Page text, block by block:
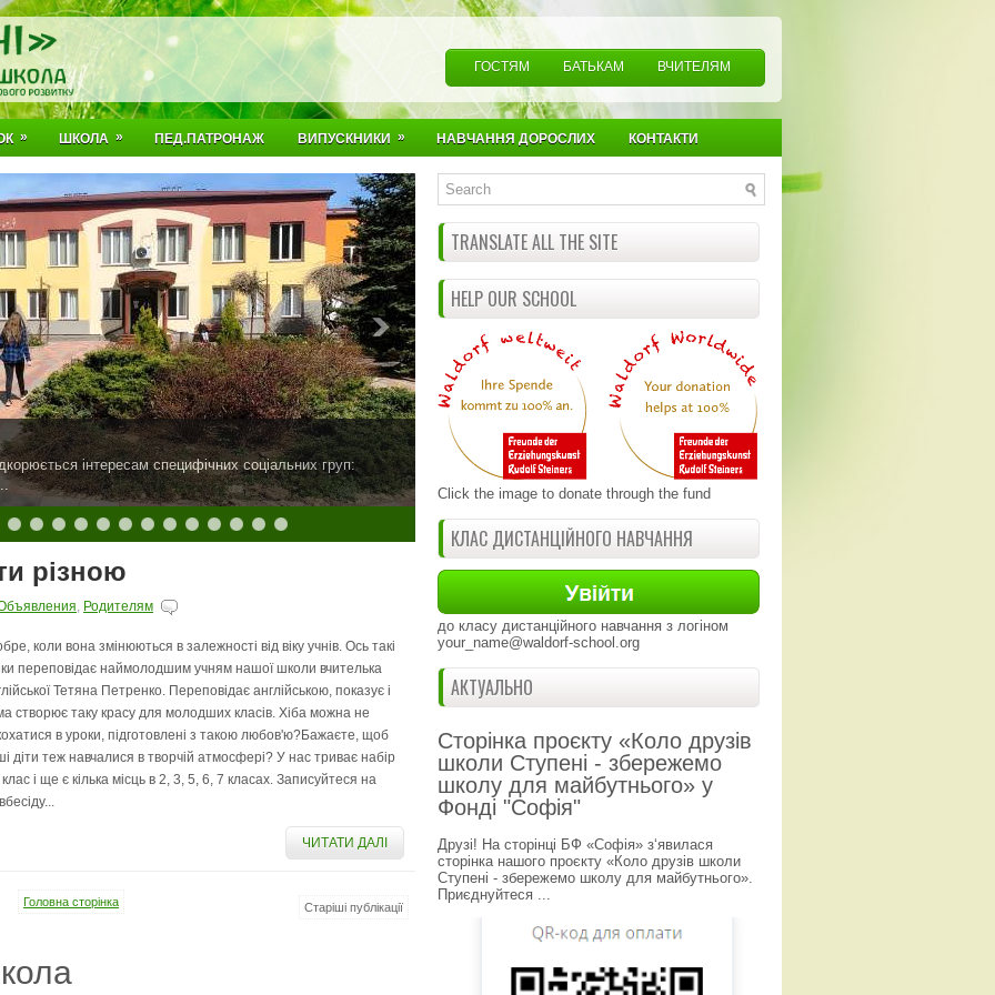
ГОСТЯМ БАТЬКАМ ВЧИТЕЛЯМ
» ШКОЛА » ПЕД.ПАТРОНАЖ ВИПУСКНИКИ » НАВЧАННЯ ДОРОСЛИХ КОНТАКТИ
інтересам специфічних соціальних груп:
різною
, Родителям
коли вона змінюються в залежності від віку учнів. Ось такі
переповідає наймолодшим учням нашої школи вчителька
Тетяна Петренко. Переповідає англійською, показує і
створює таку красу для молодших класів. Хіба можна не
в уроки, підготовлені з такою любов'ю?Бажаєте, щоб
діти теж навчалися в творчій атмосфері? У нас триває набір
і ще є кілька місць в 2, 3, 5, 6, 7 класах. Записуйтеся на
ЧИТАТИ ДАЛІ
Старіші публікації
Головна сторінка
TRANSLATE ALL THE SITE
HELP OUR SCHOOL
Click the image to donate through the fund
КЛАС ДИСТАНЦІЙНОГО НАВЧАННЯ
до класу дистанційного навчання з логіном
your_name@waldorf-school.org
АКТУАЛЬНО
Сторінка проєкту «Коло друзів
школи Ступені - збережемо
школу для майбутнього» у
Фонді "Софія"
Друзі! На сторінці БФ «Софія» з‘явилася
сторінка нашого проєкту «Коло друзів школи
Ступені - збережемо школу для майбутнього».
Приєднуйтеся ...